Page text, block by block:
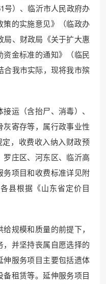
号）、临沂市人民政府办
策的实施意见》（临政办
局、财政局《关于扩大惠
金标准的通知》（临民
合我市实际，现将我市殡
运（含抬尸、消毒）、
寄存等，属行政事业性
定，收费收入纳入财政预
庄区、河东区、临沂高
项目和收费标准详见附
县根据《山东省定价目
规模和质量的前提下，
并坚持丧属自愿选择的
伸服务项目主要包括遗体
租赁等。延伸服务项目